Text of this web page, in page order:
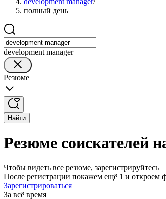
development manager/
полный день
development manager
Резюме
Найти
Резюме соискателей
Чтобы видеть все резюме, зарегистрируйтесь
После регистрации покажем ещё 1 и откроем
Зарегистрироваться
За всё время